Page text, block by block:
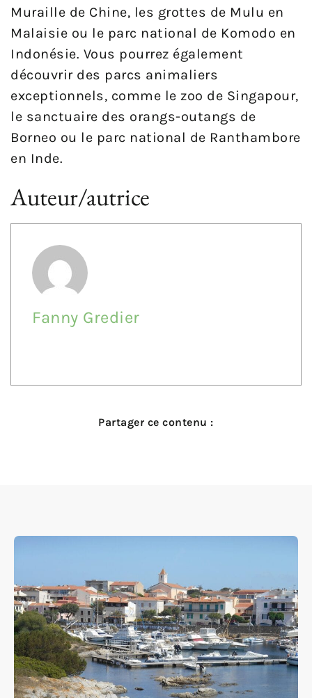
Muraille de Chine, les grottes de Mulu en
Malaisie ou le parc national de Komodo en
Indonésie. Vous pourrez également
découvrir des parcs animaliers
exceptionnels, comme le zoo de Singapour,
le sanctuaire des orangs-outangs de
Borneo ou le parc national de Ranthambore
en Inde.
Auteur/autrice
Fanny Gredier
Partager ce contenu :